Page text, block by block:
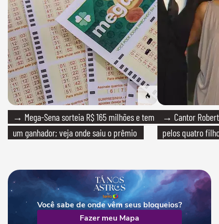
→ Mega-Sena sorteia R$ 165 milhões e tem
um ganhador; veja onde saiu o prêmio
→ Cantor
pelos quatro
Você sabe de onde vêm seus bloqueios?
Fazer meu Mapa